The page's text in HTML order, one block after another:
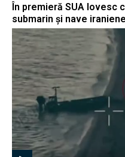
În premieră SUA lovesc
submarin și nave